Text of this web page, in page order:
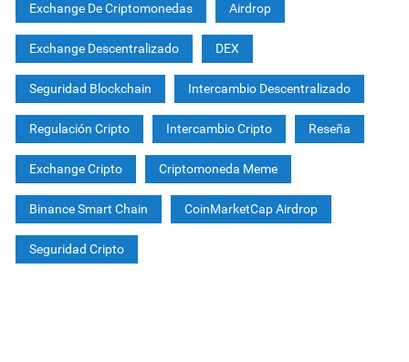
Exchange De Criptomonedas Airdrop
Exchange Descentralizado DEX
Seguridad Blockchain Intercambio Descentralizado
Regulación Cripto Intercambio Cripto Reseña
Exchange Cripto Criptomoneda Meme
Binance Smart Chain CoinMarketCap Airdrop
Seguridad Cripto